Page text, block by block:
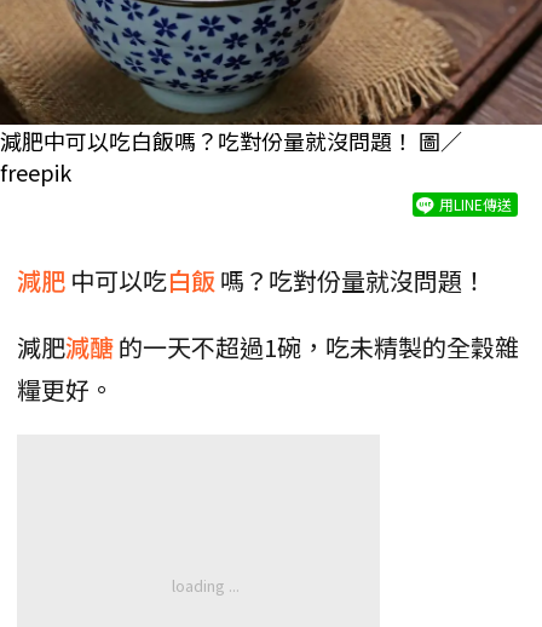
減肥中可以吃白飯嗎？吃對份量就沒問題！ 圖／
freepik
用LINE傳送
減肥 中可以吃白飯 嗎？吃對份量就沒問題！
減肥減醣的一天不超過1碗，吃未精製的全穀雜
糧更好。